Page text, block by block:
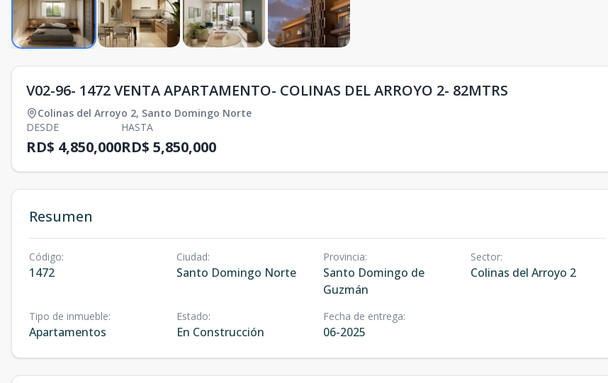
V02-96- 1472 VENTA APARTAMENTO- COLINAS DEL ARROYO 2- 82MTRS
Colinas del Arroyo 2, Santo Domingo Norte
DESDE
RD$ 4,850,000
HASTA
RD$ 5,850,000
Resumen
Código:
1472
Ciudad:
Santo Domingo Norte
Provincia:
Santo Domingo de
Guzmán
Sector:
Colinas del Arroyo 2
Tipo de inmueble:
Apartamentos
Estado:
En Construcción
Fecha de entrega:
06-2025